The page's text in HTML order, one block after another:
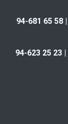
94-681 65 58 |
94-623 25 23 |